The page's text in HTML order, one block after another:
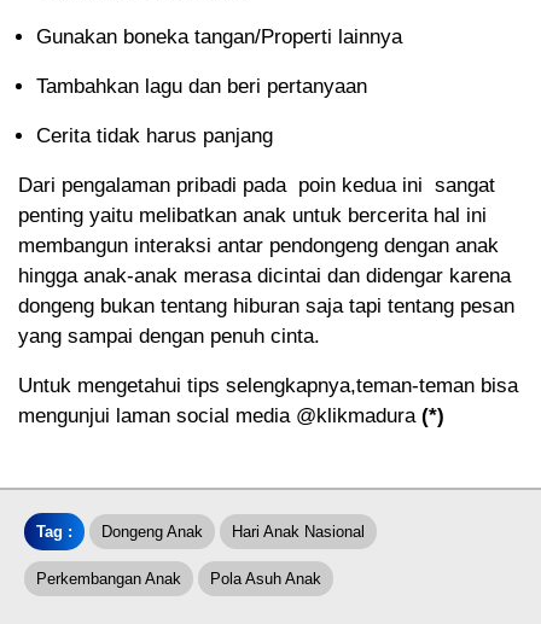
Gunakan boneka tangan/Properti lainnya
Tambahkan lagu dan beri pertanyaan
Cerita tidak harus panjang
Dari pengalaman pribadi pada poin kedua ini sangat
penting yaitu melibatkan anak untuk bercerita hal ini
membangun interaksi antar pendongeng dengan anak
hingga anak-anak merasa dicintai dan didengar karena
dongeng bukan tentang hiburan saja tapi tentang pesan
yang sampai dengan penuh cinta.
Untuk mengetahui tips selengkapnya,teman-teman bisa
mengunjui laman social media @klikmadura (*)
Tag : Dongeng Anak Hari Anak Nasional
Perkembangan Anak Pola Asuh Anak